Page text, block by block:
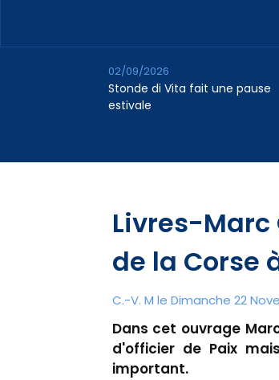
Stonde di Vita fait une pause
estivale
02/09/2026
Livres-Marc
de la Corse
C.-V. M le Dimanche 22
Dans cet ouvrage
d'officier de Paix
important.